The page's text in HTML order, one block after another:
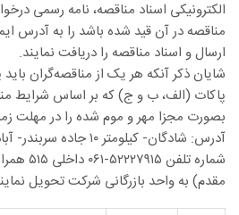
الکترونیکی اسناد مناقصه، نامه رسمی
ارسال و اسناد مناقصه را دریافت نمایند.
شایان ذکر آنکه هر یک از مناقصه‌گران
پاکات (الف، ب و ج) که بر اساس شرایط
بصورت مجزا مهر و موم شده را در مهلت
مقدم) به واحد بازرگانی شرکت تحویل